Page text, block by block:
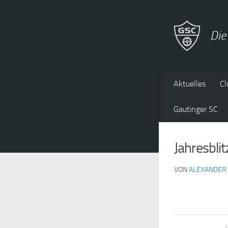
Aktuelles
Gautinger SC
VON